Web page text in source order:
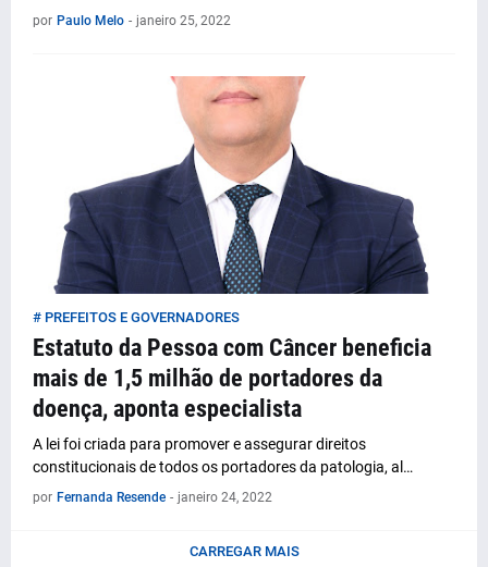
por Paulo Melo - janeiro 25, 2022
# PREFEITOS E GOVERNADORES
Estatuto da Pessoa com Câncer beneficia
mais de 1,5 milhão de portadores da
doença, aponta especialista
A lei foi criada para promover e assegurar direitos
constitucionais de todos os portadores da patologia, al…
por Fernanda Resende - janeiro 24, 2022
CARREGAR MAIS